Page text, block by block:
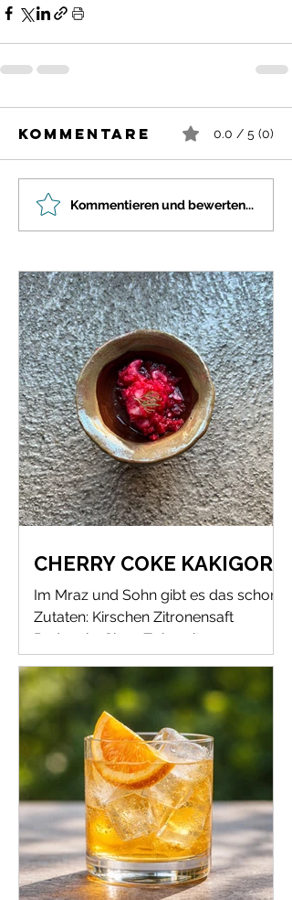
Kommentare 0.0 / 5 (0)
Kommentieren und bewerten...
CHERRY COKE KAKIGORI
Im Mraz und Sohn gibt es das schon!
Zutaten: Kirschen Zitronensaft
Pedacola-Sirup Zubereitung:
Kirschen entkernen und grob hacken.
Zitronensaft dazu und alles einfrieren.
Mit Küchenspachtel schaben oder in
Küchemaschine kurz mixen. Mit
Pedacola-Sirup übergießen. Vielen
Dank an das Mraz und Sohn in Wien
für Rezept und Foto!
#pedacolarezepte #kakigori
#kirschendessert #kirschenrezept
#kirscheis